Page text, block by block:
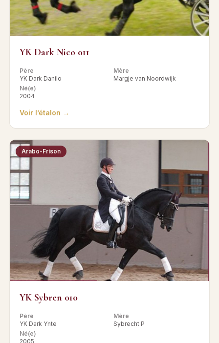
YK Dark Nico 011
Père
YK Dark Danilo
Mère
Margje van Noordwijk
Né(e)
2004
Voir l’étalon →
Arabo-Frison
YK Sybren 010
Père
YK Dark Ynte
Mère
Sybrecht P
Né(e)
2005